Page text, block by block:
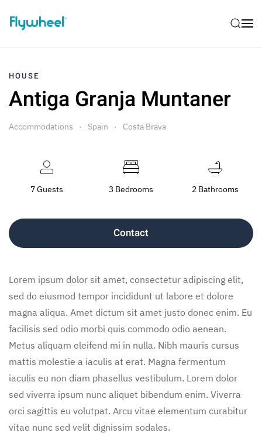
HOUSE
Antiga Granja Muntaner
Accommodations Spain Costa Brava
7 Guests 3 Bedrooms 2 Bathrooms
Contact
Lorem ipsum dolor sit amet, consectetur adipiscing elit,
sed do eiusmod tempor incididunt ut labore et dolore
magna aliqua. Amet dictum sit amet justo donec enim. Eu
facilisis sed odio morbi quis commodo odio aenean.
Metus aliquam eleifend mi in nulla. Nibh mauris cursus
mattis molestie a iaculis at erat. Magna fermentum
iaculis eu non diam phasellus vestibulum. Lorem dolor
sed viverra ipsum nunc aliquet bibendum enim. Viverra
orci sagittis eu volutpat. Arcu vitae elementum curabitur
vitae nunc sed velit dignissim sodales.